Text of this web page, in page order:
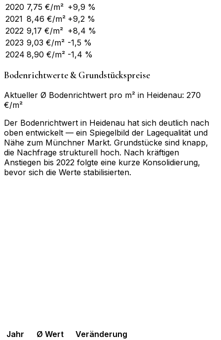
2020 7,75 €/m² +9,9 %
2021 8,46 €/m² +9,2 %
2022 9,17 €/m² +8,4 %
2023 9,03 €/m² -1,5 %
2024 8,90 €/m² -1,4 %
Bodenrichtwerte & Grundstückspreise
Aktueller Ø Bodenrichtwert pro m² in Heidenau: 270
€/m²
Der Bodenrichtwert in Heidenau hat sich deutlich nach
oben entwickelt — ein Spiegelbild der Lagequalität und
Nähe zum Münchner Markt. Grundstücke sind knapp,
die Nachfrage strukturell hoch. Nach kräftigen
Anstiegen bis 2022 folgte eine kurze Konsolidierung,
bevor sich die Werte stabilisierten.
Jahr Ø Wert
Veränderung